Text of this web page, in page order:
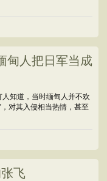
甸人把日军当成
知道，当时缅甸人并不欢
对其入侵相当热情，甚至
飞